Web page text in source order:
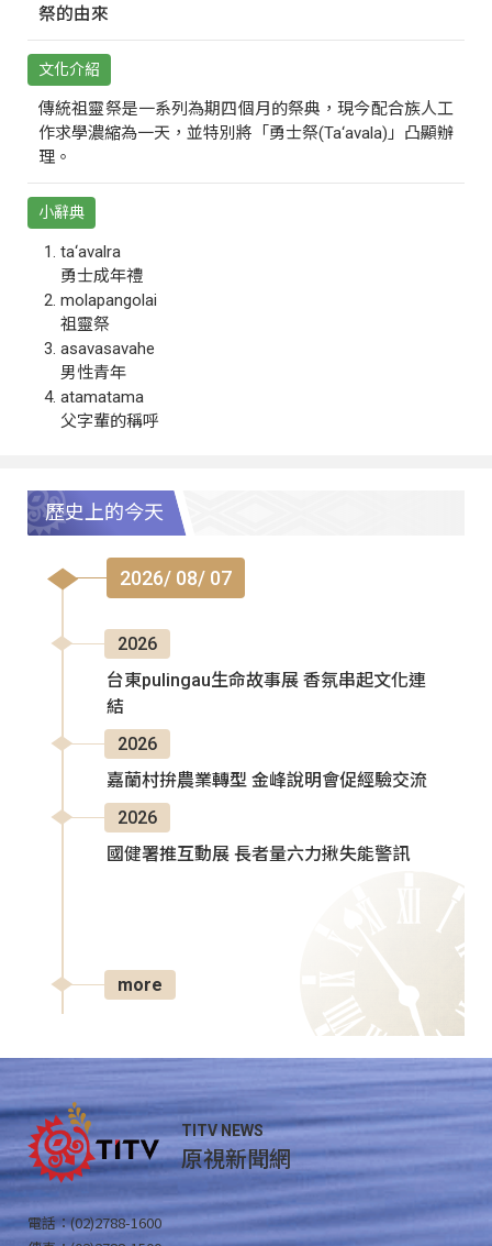
祭的由來
文化介紹
傳統祖靈祭是一系列為期四個月的祭典，現今配合族人工
作求學濃縮為一天，並特別將「勇士祭(Ta‘avala)」凸顯辦
理。
小辭典
ta‘avalra
勇士成年禮
molapangolai
祖靈祭
asavasavahe
男性青年
atamatama
父字輩的稱呼
歷史上的今天
2026/ 08/ 07
2026
台東pulingau生命故事展 香氛串起文化連
結
2026
嘉蘭村拚農業轉型 金峰說明會促經驗交流
2026
國健署推互動展 長者量六力揪失能警訊
more
TITV NEWS
原視新聞網
電話：(02)2788-1600